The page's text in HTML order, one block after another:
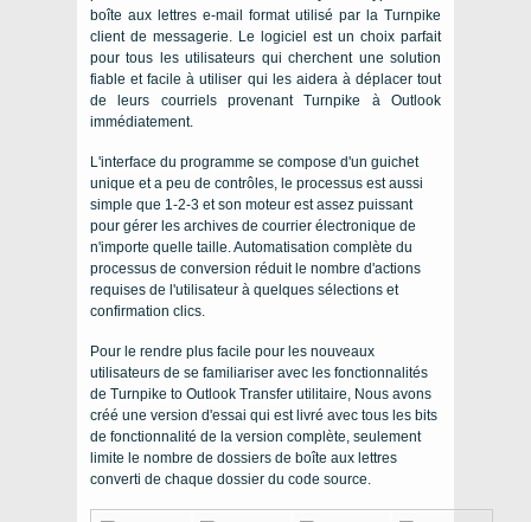
boîte aux lettres e-mail format utilisé par la Turnpike
client de messagerie. Le logiciel est un choix parfait
pour tous les utilisateurs qui cherchent une solution
fiable et facile à utiliser qui les aidera à déplacer tout
de leurs courriels provenantTurnpike àOutlook
immédiatement.
L'interface du programme se compose d'un guichet
unique et a peu de contrôles, le processus est aussi
simple que 1-2-3 et son moteur est assez puissant
pour gérer les archives de courrier électronique de
n'importe quelle taille. Automatisation complète du
processus de conversion réduit le nombre d'actions
requises de l'utilisateur à quelques sélections et
confirmation clics.
Pour le rendre plus facile pour les nouveaux
utilisateurs de se familiariser avec les fonctionnalités
de Turnpike to Outlook Transfer utilitaire, Nous avons
créé une version d'essai qui est livré avec tous les bits
de fonctionnalité de la version complète, seulement
limite le nombre de dossiers de boîte aux lettres
converti de chaque dossier du code source.